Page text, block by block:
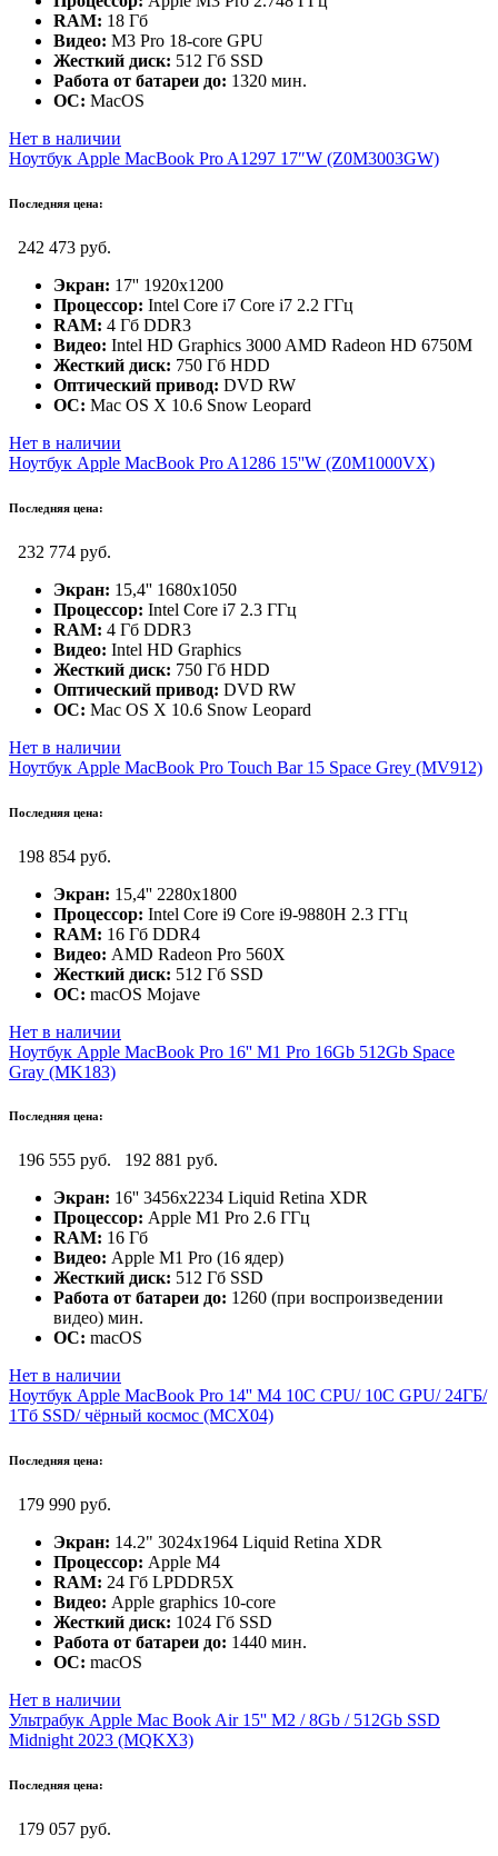
RAM: 18 Гб
Видео: M3 Pro 18-core GPU
Жесткий диск: 512 Гб SSD
Работа от батареи до: 1320 мин.
ОС: MacOS
Нет в наличии
Ноутбук Apple MacBook Pro A1297 17″W (Z0M3003GW)
Последняя цена:
242 473 руб.
Экран: 17'' 1920x1200
Процессор: Intel Core i7 Core i7 2.2 ГГц
RAM: 4 Гб DDR3
Видео: Intel HD Graphics 3000 AMD Radeon HD 6750M
Жесткий диск: 750 Гб HDD
Оптический привод: DVD RW
ОС: Mac OS X 10.6 Snow Leopard
Нет в наличии
Ноутбук Apple MacBook Pro A1286 15''W (Z0M1000VX)
Последняя цена:
232 774 руб.
Экран: 15,4'' 1680x1050
Процессор: Intel Core i7 2.3 ГГц
RAM: 4 Гб DDR3
Видео: Intel HD Graphics
Жесткий диск: 750 Гб HDD
Оптический привод: DVD RW
ОС: Mac OS X 10.6 Snow Leopard
Нет в наличии
Ноутбук Apple MacBook Pro Touch Bar 15 Space Grey (MV912)
Последняя цена:
198 854 руб.
Экран: 15,4'' 2280x1800
Процессор: Intel Core i9 Core i9-9880H 2.3 ГГц
RAM: 16 Гб DDR4
Видео: AMD Radeon Pro 560X
Жесткий диск: 512 Гб SSD
ОС: macOS Mojave
Нет в наличии
Ноутбук Apple MacBook Pro 16'' M1 Pro 16Gb 512Gb Space
Gray (MK183)
Последняя цена:
196 555 руб.
192 881 руб.
Экран: 16'' 3456х2234 Liquid Retina XDR
Процессор: Apple M1 Pro 2.6 ГГц
RAM: 16 Гб
Видео: Apple M1 Pro (16 ядер)
Жесткий диск: 512 Гб SSD
Работа от батареи до: 1260 (при воспроизведении
видео) мин.
ОС: macOS
Нет в наличии
Ноутбук Apple MacBook Pro 14'' M4 10C CPU/ 10C GPU/ 24ГБ/
1Тб SSD/ чёрный космос (MCX04)
Последняя цена:
179 990 руб.
Экран: 14.2" 3024x1964 Liquid Retina XDR
Процессор: Apple M4
RAM: 24 Гб LPDDR5X
Видео: Apple graphics 10-core
Жесткий диск: 1024 Гб SSD
Работа от батареи до: 1440 мин.
ОС: macOS
Нет в наличии
Ультрабук Apple Mac Book Air 15'' M2 / 8Gb / 512Gb SSD
Midnight 2023 (MQKX3)
Последняя цена:
179 057 руб.